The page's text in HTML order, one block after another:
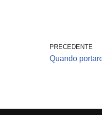
PRECEDENTE
Quando